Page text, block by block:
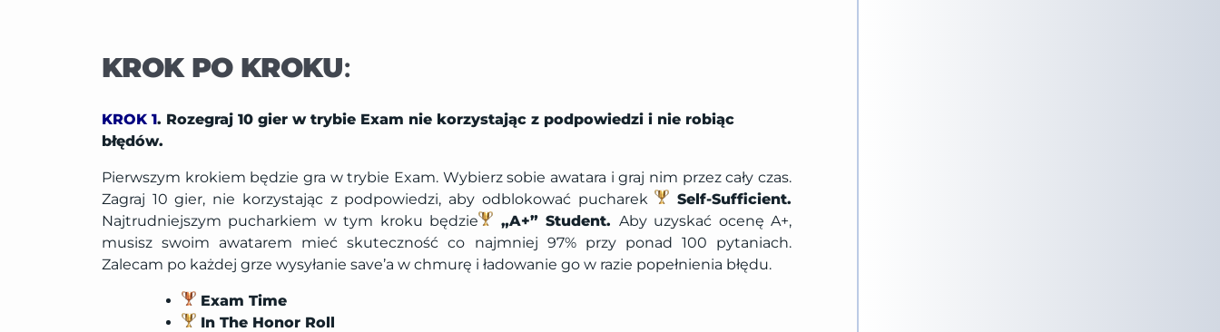
KROK PO KROKU:
KROK 1. Rozegraj 10 gier w trybie Exam nie korzystając z podpowiedzi i nie robiąc
błędów.
Pierwszym krokiem będzie gra w trybie Exam. Wybierz sobie awatara i graj nim przez cały czas.
Zagraj 10 gier, nie korzystając z podpowiedzi, aby odblokować pucharek
Self-Sufficient.
Najtrudniejszym pucharkiem w tym kroku będzie
„A+” Student. Aby uzyskać ocenę A+,
musisz swoim awatarem mieć skuteczność co najmniej 97% przy ponad 100 pytaniach.
Zalecam po każdej grze wysyłanie save’a w chmurę i ładowanie go w razie popełnienia błędu.
Exam Time
In The Honor Roll